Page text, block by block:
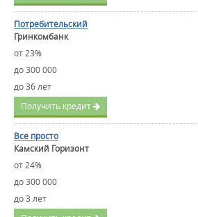
Потребительский
Гринкомбанк
от 23%
до 300 000
до 36 лет
Получить кредит
Все просто
Камский Горизонт
от 24%
до 300 000
до 3 лет